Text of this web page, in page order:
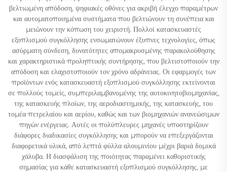
βελτιωμένη απόδοση, ψηφιακές οθόνες για ακριβή έλεγχο παραμέτρων
και αυτοματοποιημένα συστήματα που βελτιώνουν τη συνέπεια και
μειώνουν την κόπωση του χειριστή. Πολλοί κατασκευαστές
εξοπλισμού συγκόλλησης ενσωματώνουν έξυπνες τεχνολογίες, όπως
ασύρματη σύνδεση, δυνατότητες απομακρυσμένης παρακολούθησης
και χαρακτηριστικά προληπτικής συντήρησης, που βελτιστοποιούν την
απόδοση και ελαχιστοποιούν τον χρόνο αδράνειας. Οι εφαρμογές των
προϊόντων ενός κατασκευαστή εξοπλισμού συγκόλλησης εκτείνονται
σε πολλούς τομείς, συμπεριλαμβανομένης της αυτοκινητοβιομηχανίας,
της κατασκευής πλοίων, της αεροδιαστημικής, της κατασκευής, του
τομέα πετρελαίου και αερίου, καθώς και των βιομηχανιών ανανεώσιμων
πηγών ενέργειας. Αυτές οι πολύπλευρες μηχανές υποστηρίζουν
διάφορες διαδικασίες συγκόλλησης και μπορούν να επεξεργάζονται
διαφορετικά υλικά, από λεπτά φύλλα αλουμινίου μέχρι βαριά δομικά
χάλυβα. Η διασφάλιση της ποιότητας παραμένει καθοριστικής
σημασίας για κάθε κατασκευαστή εξοπλισμού συγκόλλησης, με